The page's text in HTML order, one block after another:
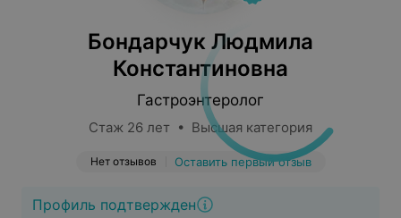
Бондарчук Людмила
Константиновна
Гастроэнтеролог
Стаж 26 лет • Высшая категория
Нет отзывов Оставить первый отзыв
Профиль подтвержден